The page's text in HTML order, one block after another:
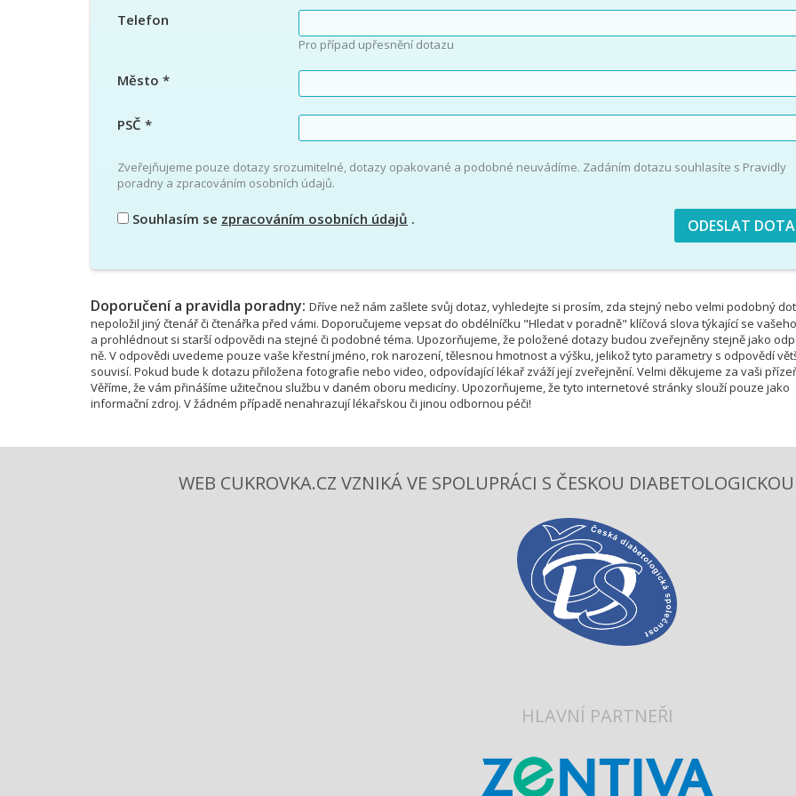
Telefon
Pro případ upřesnění dotazu
Město *
PSČ *
Zveřejňujeme pouze dotazy srozumitelné, dotazy opakované a podobné neuvádíme. Zadáním dotazu souhlasíte s Pravidly
poradny a zpracováním osobních údajů.
Souhlasím se zpracováním osobních údajů .
Doporučení a pravidla poradny: Dříve než nám zašlete svůj dotaz, vyhledejte si prosím, zda stejný nebo velmi podobný
nepoložil jiný čtenář či čtenářka před vámi. Doporučujeme vepsat do obdélníčku "Hledat v poradně" klíčová slova týkající se
a prohlédnout si starší odpovědi na stejné či podobné téma. Upozorňujeme, že položené dotazy budou zveřejněny stejně jako
ně. V odpovědi uvedeme pouze vaše křestní jméno, rok narození, tělesnou hmotnost a výšku, jelikož tyto parametry s odpovědí
souvisí. Pokud bude k dotazu přiložena fotografie nebo video, odpovídající lékař zváží její zveřejnění. Velmi děkujeme za vaši
Věříme, že vám přinášíme užitečnou službu v daném oboru medicíny. Upozorňujeme, že tyto internetové stránky slouží pouze jako
informační zdroj. V žádném případě nenahrazují lékařskou či jinou odbornou péči!
WEB CUKROVKA.CZ VZNIKÁ VE SPOLUPRÁCI S ČESKOU
HLAVNÍ PARTNEŘI